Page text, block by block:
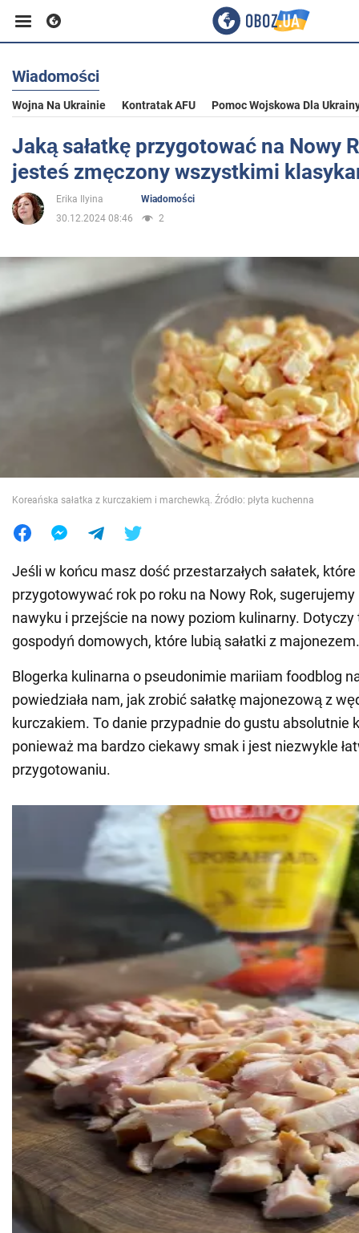
Biznes
Sport
Rozrywka
Polityka
Jedzenie
Wiadomości
Wojna Na Ukrainie Kontratak AFU Pomoc Wojskowa Dla
Jaką sałatkę przygotować na Nowy
jesteś zmęczony wszystkimi
Erika Ilyina
Wiadomości
30.12.2024 08:46
2
Koreańska sałatka z kurczakiem i marchewką. Źródło: płyta kuchenna
Jeśli w końcu masz dość przestarzałych sałatek,
przygotowywać rok po roku na Nowy Rok,
nawyku i przejście na nowy poziom kulinarny. Dotyczy
gospodyń domowych, które lubią sałatki z majonezem.
Blogerka kulinarna o pseudonimie mariiam foodblog
powiedziała nam, jak zrobić sałatkę majonezową z
kurczakiem. To danie przypadnie do gustu absolutnie
ponieważ ma bardzo ciekawy smak i jest niezwykle
przygotowaniu.